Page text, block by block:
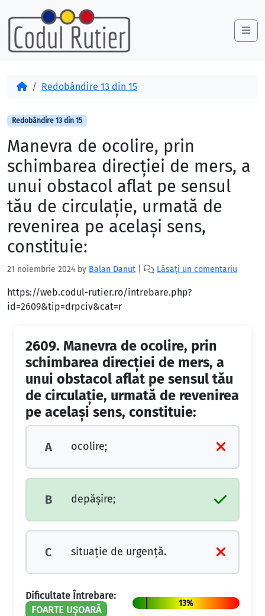
Skip to content
Skip to footer
AcasăRedobândire 13 din 15
Redobândire 13 din 15
Manevra de ocolire, prin
schimbarea direcţiei de mers, a
unui obstacol aflat pe sensul
tău de circulaţie, urmată de
revenirea pe acelaşi sens,
constituie:
21 noiembrie 2024 by Balan Danut Lăsați un comentariu
https://web.codul-rutier.ro/intrebare.php?
id=2609&tip=drpciv&cat=r
2609. Manevra de ocolire, prin
schimbarea direcţiei de mers, a
unui obstacol aflat pe sensul tău
de circulaţie, urmată de revenirea
pe acelaşi sens, constituie:
A ocolire;
B depăşire;
C situaţie de urgenţă.
Dificultate Întrebare:
FOARTE UȘOARĂ
13%